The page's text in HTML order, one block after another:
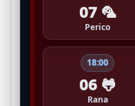
07 🦜
Perico
18:00
06 🐸
Rana